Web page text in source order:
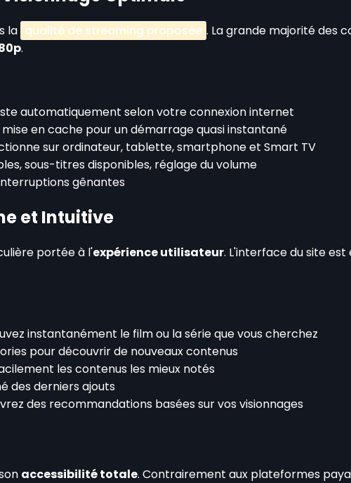
la qualité de streaming proposée . La grande majorité des
.
automatiquement selon votre connexion internet
en cache pour un démarrage quasi instantané
sur ordinateur, tablette, smartphone et Smart TV
sous-titres disponibles, réglage du volume
gênantes
et Intuitive
portée à l'expérience utilisateur. L'interface du site
instantanément le film ou la série que vous cherchez
pour découvrir de nouveaux contenus
les contenus les mieux notés
des derniers ajouts
des recommandations basées sur vos visionnages
accessibilité totale. Contrairement aux plateformes